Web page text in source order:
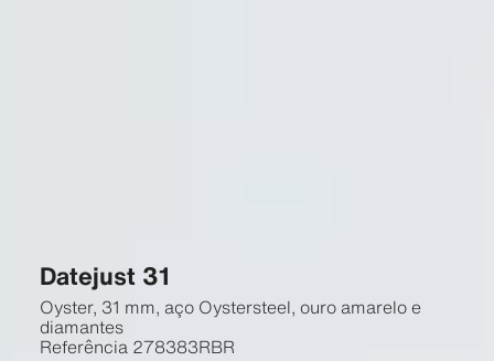
Datejust 31
Oyster, 31 mm, aço Oystersteel, ouro amarelo e
diamantes
Referência 278383RBR